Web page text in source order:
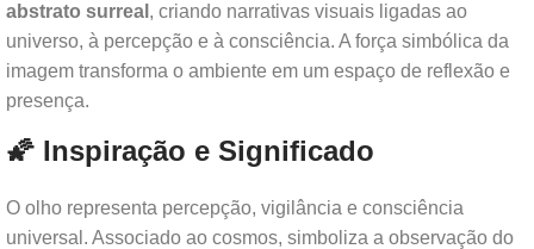
abstrato surreal , criando narrativas visuais ligadas ao
universo, à percepção e à consciência. A força simbólica da
imagem transforma o ambiente em um espaço de reflexão e
presença.
🌠 Inspiração e Significado
O olho representa percepção, vigilância e consciência
universal. Associado ao cosmos, simboliza a observação do